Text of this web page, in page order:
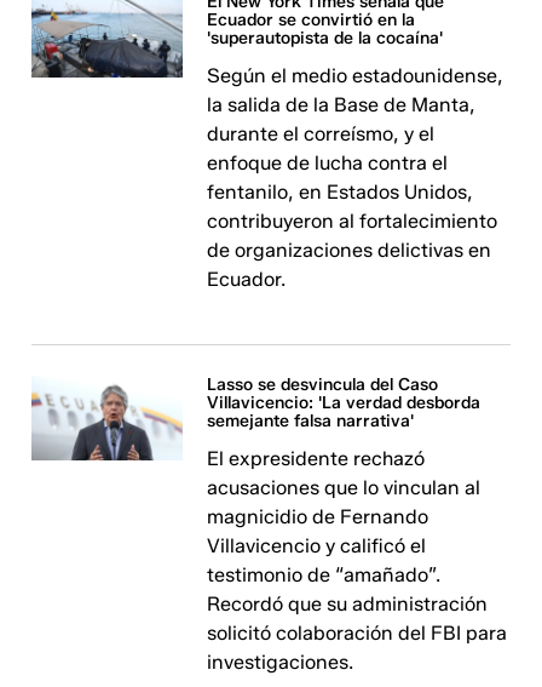
Ecuador se convirtió en la
'superautopista de la cocaína'
Según el medio estadounidense,
la salida de la Base de Manta,
durante el correísmo, y el
enfoque de lucha contra el
fentanilo, en Estados Unidos,
contribuyeron al fortalecimiento
de organizaciones delictivas en
Ecuador.
Lasso se desvincula del Caso
Villavicencio: 'La verdad desborda
semejante falsa narrativa'
El expresidente rechazó
acusaciones que lo vinculan al
magnicidio de Fernando
Villavicencio y calificó el
testimonio de “amañado”.
Recordó que su administración
solicitó colaboración del FBI para
investigaciones.